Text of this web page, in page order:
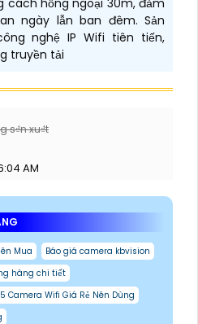
ngày lẫn ban đêm. Sản
nghệ IP Wifi tiên tiến,
truyền tải
s₫n xu₫t
AM
Mua
Báo giá camera kbvision
hàng chi tiết
5 Camera Wifi Giá Rẻ Nên Dùng